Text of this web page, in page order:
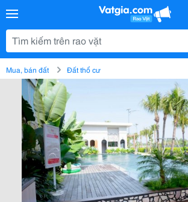
Mua, bán đất Đất thổ cư